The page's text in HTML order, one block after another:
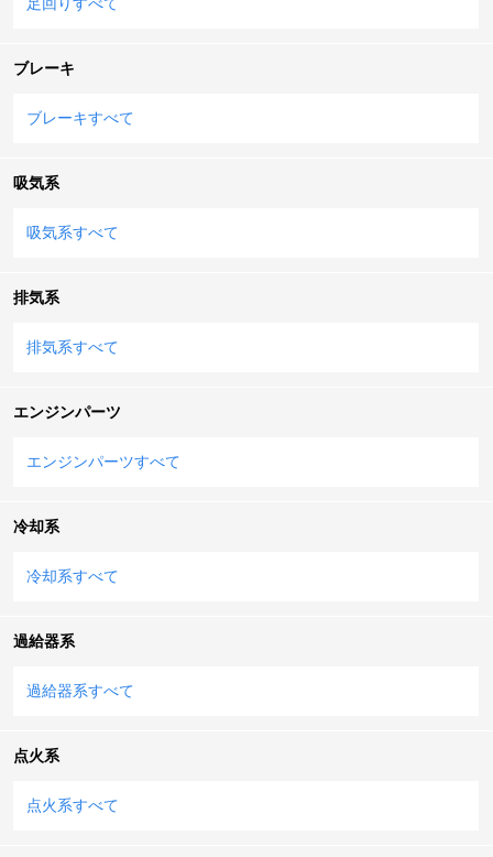
ブレーキ
ブレーキすべて
吸気系
吸気系すべて
排気系
排気系すべて
エンジンパーツ
エンジンパーツすべて
冷却系
冷却系すべて
過給器系
過給器系すべて
点火系
点火系すべて